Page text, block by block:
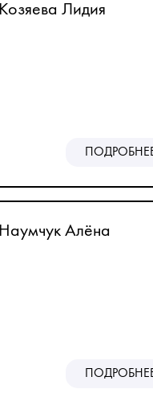
Козяева Лидия
Наумчук Алёна